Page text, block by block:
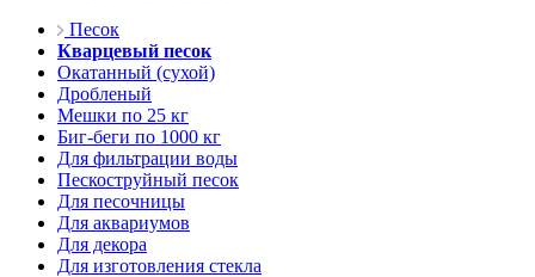
Песок
Кварцевый песок
Окатанный (сухой)
Дробленый
Мешки по 25 кг
Биг-беги по 1000 кг
Для фильтрации воды
Пескоструйный песок
Для песочницы
Для аквариумов
Для декора
Для изготовления стекла